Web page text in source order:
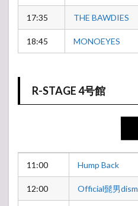
17:35 THE BAWDIES
18:45 MONOEYES
R-STAGE 4号館
11:00 Hump Back
12:00 Official髭男dism